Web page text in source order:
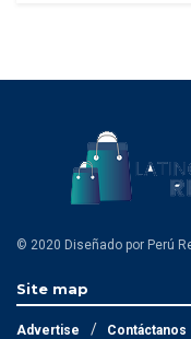
© 2020 Diseñado por Perú
Site map
Advertise Contáctanos